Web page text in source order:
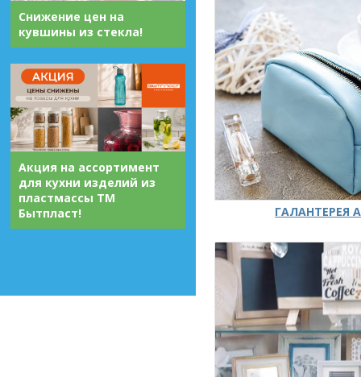
Снижение цен на
кувшины из стекла!
Акция на ассортимент
для кухни изделий из
пластмассы ТМ
Бытпласт!
ГАЛАНТЕРЕЯ